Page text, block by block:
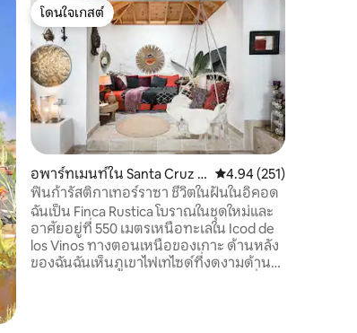
โดนใจเกสต์
โดนใจเกสต์
อพาร์ทเมนท์ใน Santa Cruz d
e Tenerife
คะแนนเฉลี่ย 4.94 จาก
4.94 (251)
ฟินก้ารัสติกาเทอร์ราซา ชีวิตในฝันในอิคอด
ฉันเป็น Finca Rustica โบราณในชุดใหม่และ
อาศัยอยู่ที่ 550 เมตรเหนือทะเลใน Icod de
los Vinos ทางตอนเหนือของเกาะ ด้านหลัง
ของฉันฉันเห็นภูเขาไฟเทไซด์ที่งดงามด้าน